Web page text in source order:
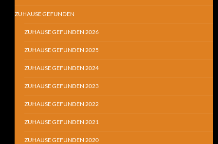
ZUHAUSE GEFUNDEN
ZUHAUSE GEFUNDEN 2026
ZUHAUSE GEFUNDEN 2025
ZUHAUSE GEFUNDEN 2024
ZUHAUSE GEFUNDEN 2023
ZUHAUSE GEFUNDEN 2022
ZUHAUSE GEFUNDEN 2021
ZUHAUSE GEFUNDEN 2020